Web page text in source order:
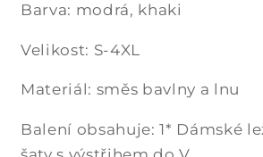
Barva: modrá, khaki
Velikost: S-4XL
Materiál: směs bavlny a lnu
Balení obsahuje: 1* Dámské